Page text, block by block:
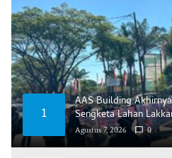
1
AAS Building
Sengketa Lahan
Agustus 7, 2026 0